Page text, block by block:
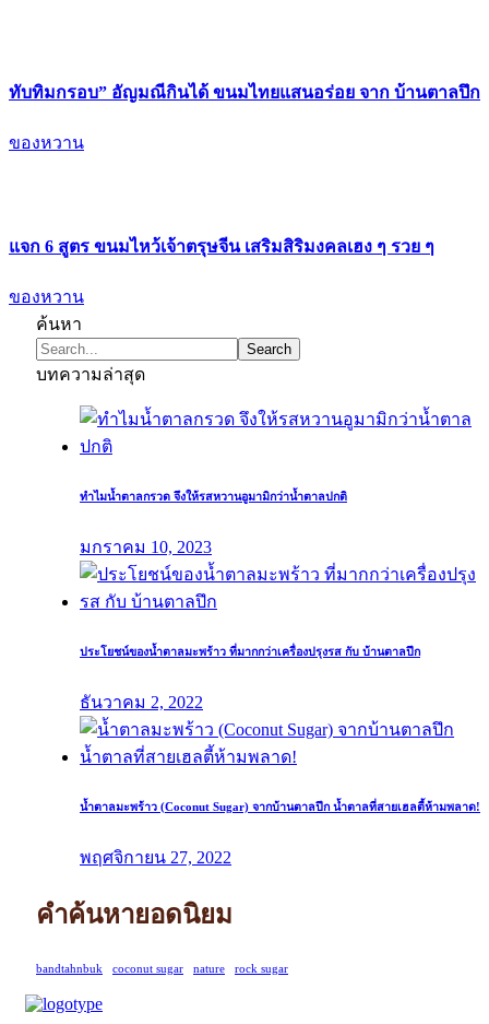
ทับทิมกรอบ” อัญมณีกินได้ ขนมไทยแสนอร่อย จาก บ้านตาลปึก
ของหวาน
แจก 6 สูตร ขนมไหว้เจ้าตรุษจีน เสริมสิริมงคลเฮง ๆ รวย ๆ
ของหวาน
ค้นหา
บทความล่าสุด
ทำไมน้ำตาลกรวด จึงให้รสหวานอูมามิกว่าน้ำตาลปกติ
มกราคม 10, 2023
ประโยชน์ของน้ำตาลมะพร้าว ที่มากกว่าเครื่องปรุงรส กับ บ้านตาลปึก
ธันวาคม 2, 2022
น้ำตาลมะพร้าว (Coconut Sugar) จากบ้านตาลปึก น้ำตาลที่สายเฮลตี้ห้ามพลาด!
พฤศจิกายน 27, 2022
คำค้นหายอดนิยม
bandtahnbuk coconut sugar nature rock sugar